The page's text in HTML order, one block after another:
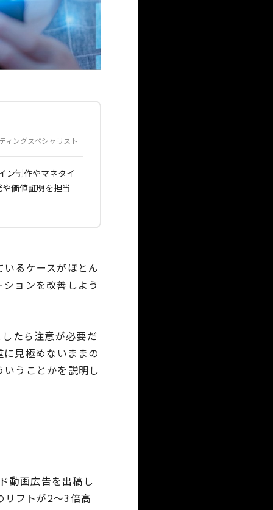
ィングスペシャリスト
ン制作やマネタイ
価値証明を担当
るケースがほとん
ョンを改善しよう
たら注意が必要だ
に見極めないままの
うことかを説明し
動画広告を出稿し
リフトが2～3倍高